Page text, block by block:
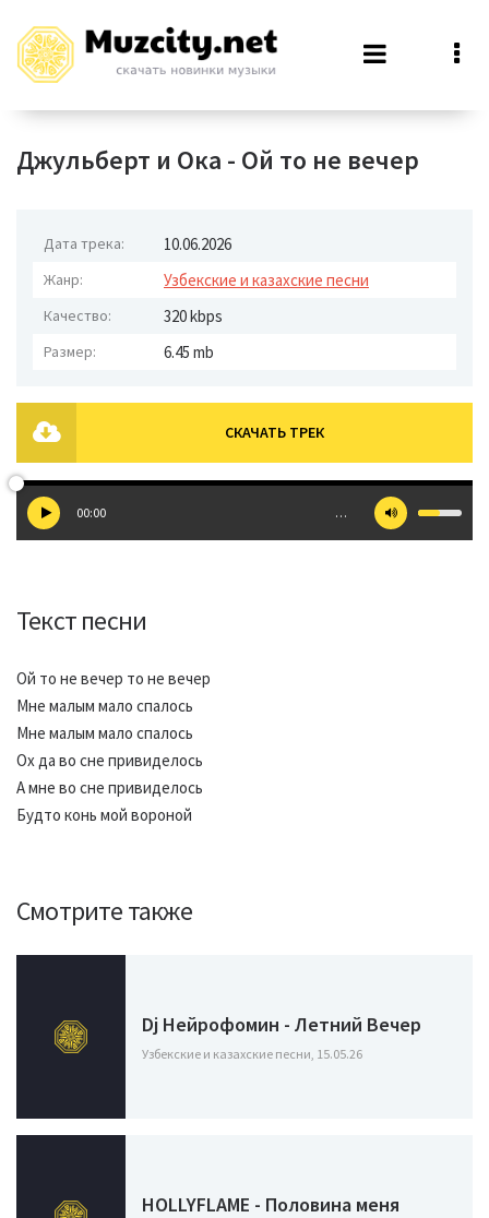
Джульберт и Ока - Ой то не вечер
Дата трека: 10.06.2026
Жанр: Узбекские и казахские песни
Качество: 320 kbps
Размер: 6.45 mb
СКАЧАТЬ ТРЕК
00:00 …
Текст песни
Ой то не вечер то не вечер
Мне малым мало спалось
Мне малым мало спалось
Ох да во сне привиделось
А мне во сне привиделось
Будто конь мой вороной
Смотрите также
Dj Нейрофомин - Летний Вечер
Узбекские и казахские песни, 15.05.26
HOLLYFLAME - Половина меня